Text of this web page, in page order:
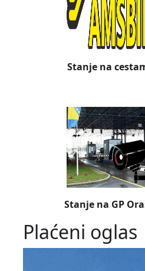
Stanje na
Stanje na GP
Plaćeni oglas